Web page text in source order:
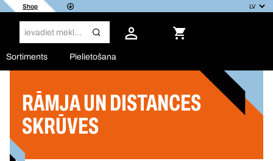
Shop
Sortiments Pielietošana
RĀMJA UN DISTANCES
SKRŪVES
Filtrs